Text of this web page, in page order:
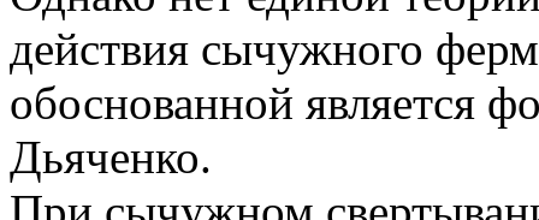
действия сычужного
обоснованной является
Дьяченко.